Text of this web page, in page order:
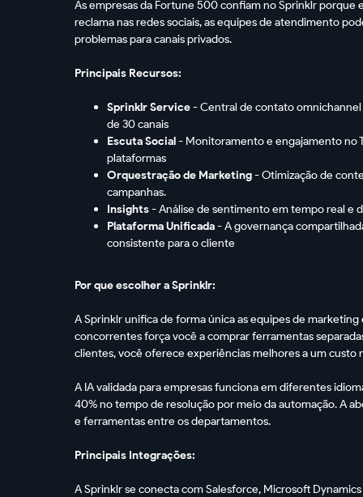
As empresas da Fortune 500 confiam no Sprinklr
reclama nas redes sociais, as equipes de atendimento
problemas para canais privados.
Principais Recursos:
Sprinklr Service- Central de contato
de 30 canais
Escuta Social- Monitoramento e engajamento no
plataformas
Orquestração de Marketing- Otimização de
campanhas.
Insights- Análise de sentimento em tempo real e
Plataforma Unificada- A governança
consistente para o cliente
Por que escolher a Sprinklr:
A Sprinklr unifica de forma única as equipes de
concorrentes força você a comprar ferramentas
clientes, você oferece experiências melhores a um custo
A IA validada para empresas funciona em diferentes
40% no tempo de resolução por meio da automação. A
e ferramentas entre os departamentos.
Principais Integrações:
A Sprinklr se conecta com Salesforce, Microsoft